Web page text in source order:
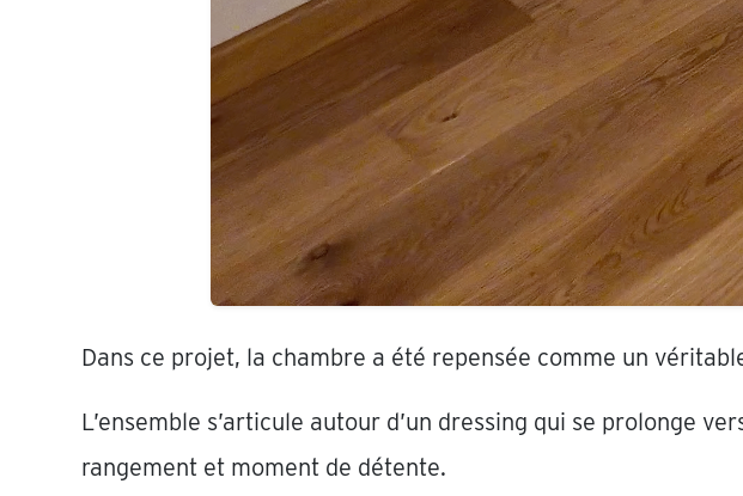
Dans ce projet, la chambre a été repensée comme un
L’ensemble s’articule autour d’un dressing qui se prolonge
rangement et moment de détente.